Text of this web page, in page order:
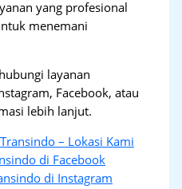
yang profesional
menemani
layanan
Facebook, atau
lebih lanjut.
– Lokasi Kami
di Facebook
di Instagram